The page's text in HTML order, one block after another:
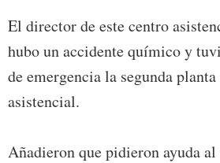
El director de este centro
hubo un accidente químico y
de emergencia la segunda
asistencial.
Añadieron que pidieron ayuda al